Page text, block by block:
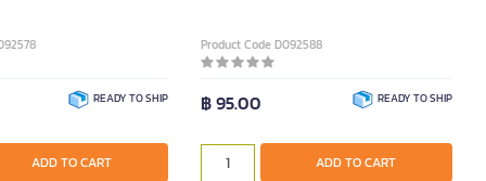
READY TO SHIP
ADD TO CART
Product Code D092588
฿ 95.00 READY TO SHIP
ADD TO CART